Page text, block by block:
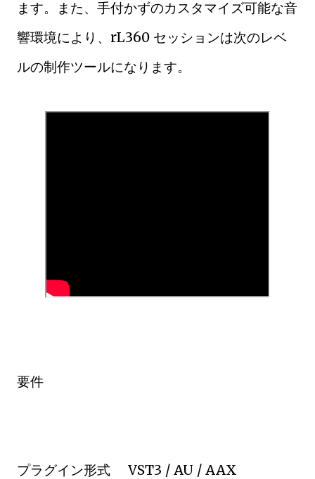
ます。また、手付かずのカスタマイズ可能な音
響環境により、rL360 セッションは次のレベ
ルの制作ツールになります。
要件
プラグイン形式 VST3 / AU / AAX